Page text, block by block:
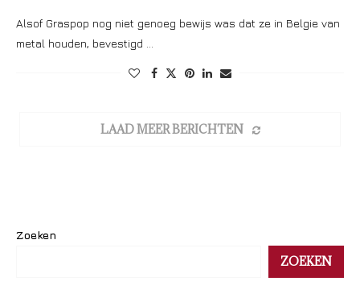
Alsof Graspop nog niet genoeg bewijs was dat ze in Belgie van
metal houden, bevestigd …
LAAD MEER BERICHTEN
Zoeken
ZOEKEN